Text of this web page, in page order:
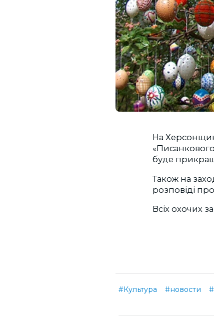
На
буде
Також на
розповіді
Всіх охочих
#Культура #новости